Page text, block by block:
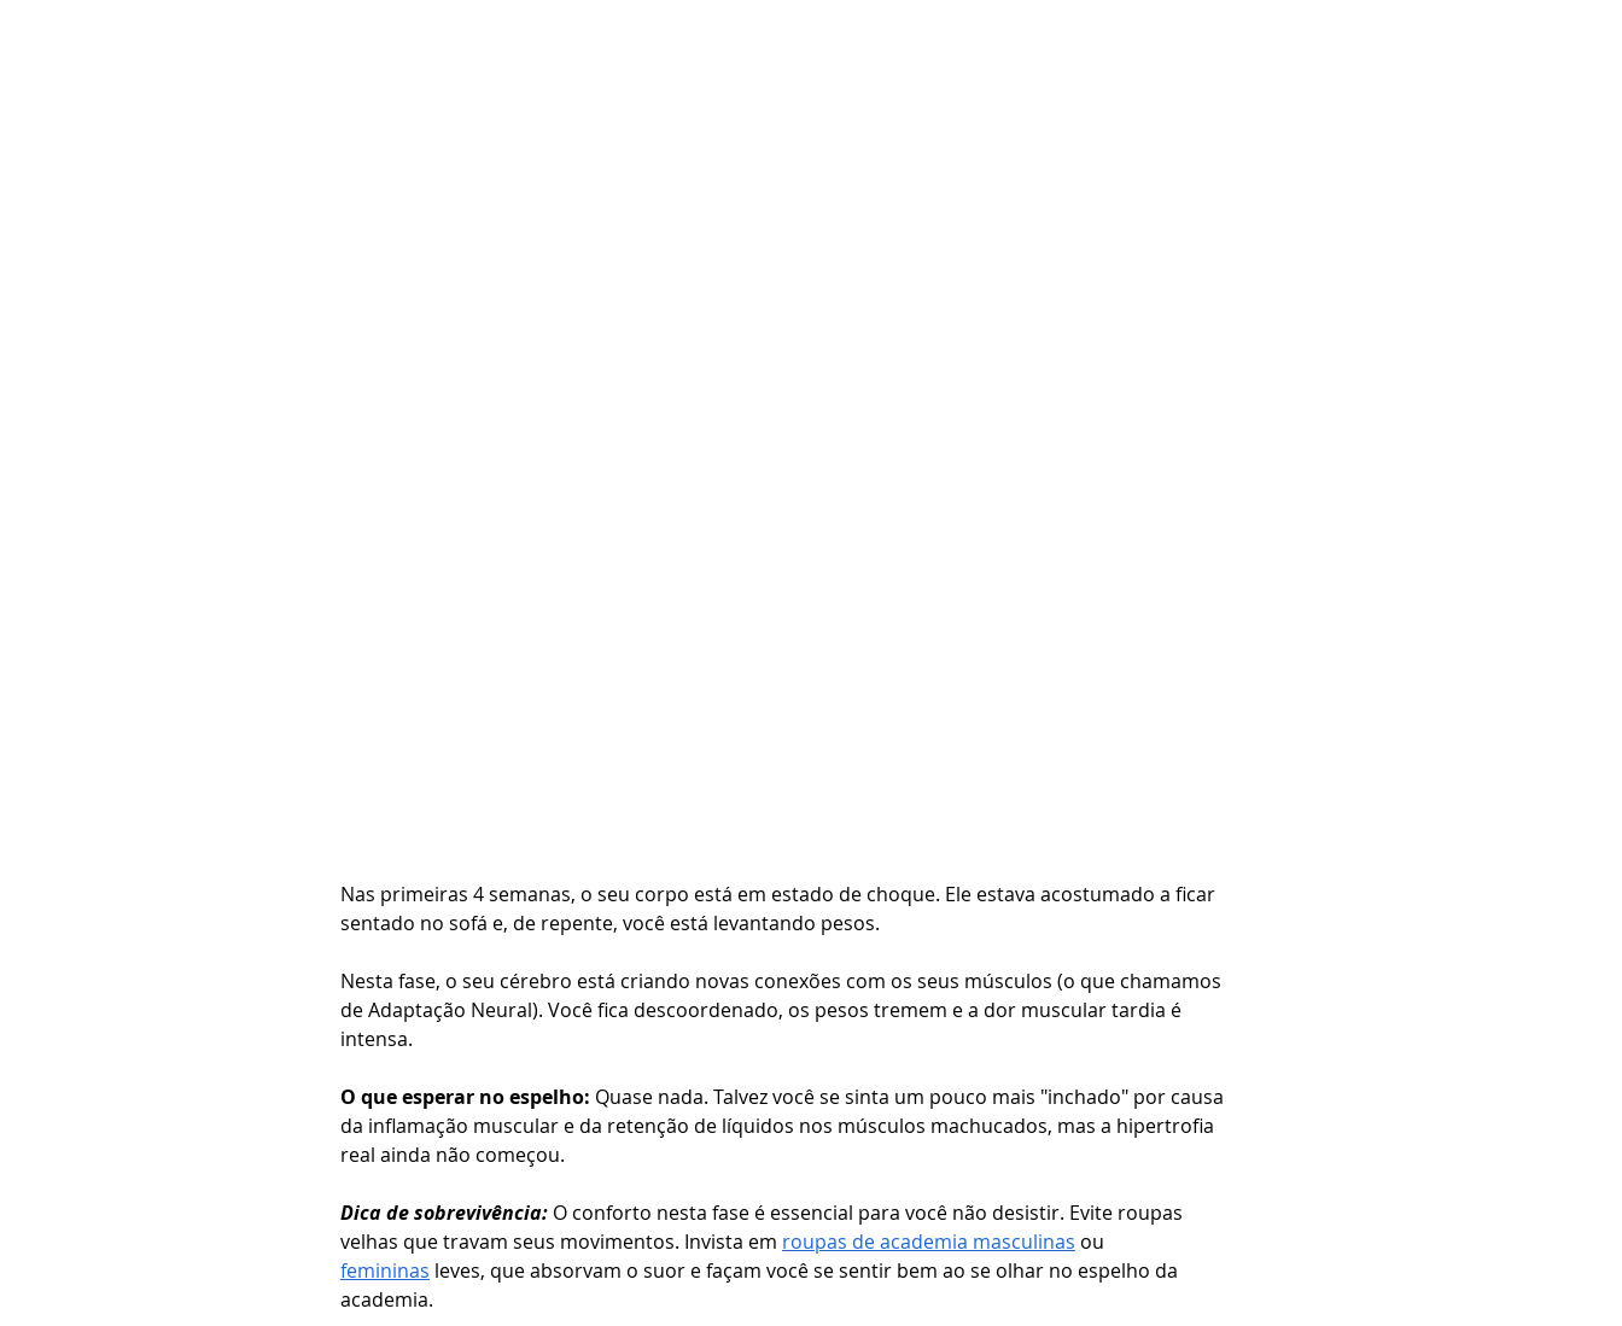
Nas primeiras 4 semanas, o seu corpo está em estado de choque. Ele estava acostumado a ficar
sentado no sofá e, de repente, você está levantando pesos.
Nesta fase, o seu cérebro está criando novas conexões com os seus músculos (o que chamamos
de Adaptação Neural). Você fica descoordenado, os pesos tremem e a dor muscular tardia é
intensa.
O que esperar no espelho: Quase nada. Talvez você se sinta um pouco mais "inchado" por causa
da inflamação muscular e da retenção de líquidos nos músculos machucados, mas a hipertrofia
real ainda não começou.
Dica de sobrevivência: O conforto nesta fase é essencial para você não desistir. Evite roupas
velhas que travam seus movimentos. Invista em roupas de academia masculinas ou
femininas leves, que absorvam o suor e façam você se sentir bem ao se olhar no espelho da
academia.